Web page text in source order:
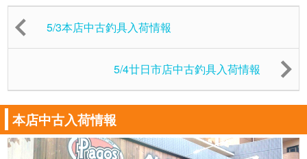
5/3本店中古釣具入荷情報
5/4廿日市店中古釣具入荷情報
本店中古入荷情報